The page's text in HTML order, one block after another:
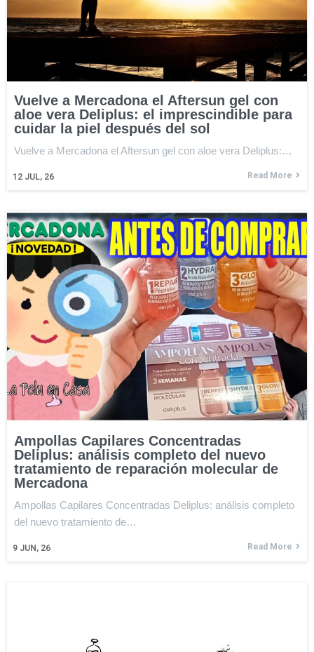
Vuelve a Mercadona el Aftersun gel con
aloe vera Deliplus: el imprescindible para
cuidar la piel después del sol
12 JUL, 26
Vuelve a Mercadona el Aftersun gel con aloe vera Deliplus:…
Read More
Ampollas Capilares Concentradas
Deliplus: análisis completo del nuevo
tratamiento de reparación molecular de
Mercadona
9 JUN, 26
Ampollas Capilares Concentradas Deliplus: análisis completo
del nuevo tratamiento de…
Read More